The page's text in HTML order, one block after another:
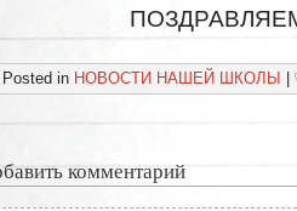
Posted in НОВОСТИ НАШЕЙ ШКОЛЫ |
комментарий